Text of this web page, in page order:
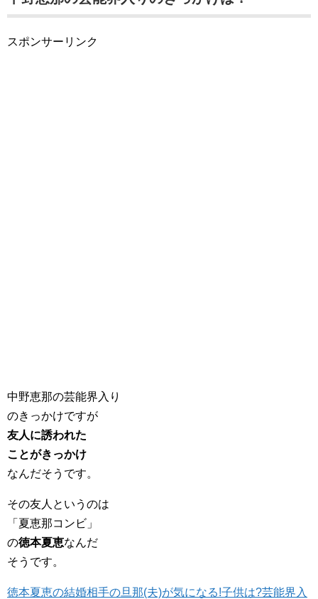
スポンサーリンク
中野恵那の芸能界入り
のきっかけですが
友人に誘われた
ことがきっかけ
なんだそうです。
その友人というのは
「夏恵那コンビ」
の徳本夏恵なんだ
そうです。
徳本夏恵の結婚相手の旦那(夫)が気になる!子供は?芸能界入